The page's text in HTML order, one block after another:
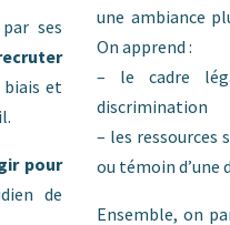
ses
biais et
pour
de
une ambiance
On apprend :
– le cadre
discrimination
– les ressources
ou témoin
Ensemble, on